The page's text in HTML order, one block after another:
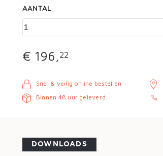
AANTAL
€ 196,22
Snel & veilig online bestellen
Binnen 48 uur geleverd
DOWNLOADS